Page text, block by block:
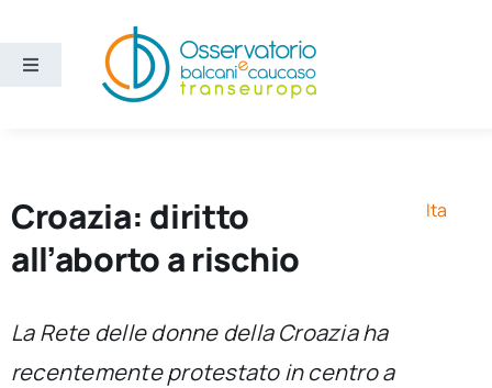
contenuto
Toggle
Ricerca e divulgazione
Sezioni
Croazia: diritto
all’aborto a rischio
Ita
La Rete delle donne della Croazia ha
recentemente protestato in centro a